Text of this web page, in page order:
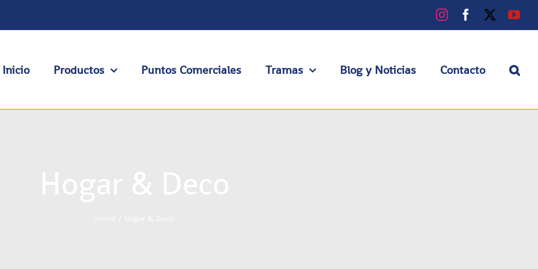
InstagramFacebook
Inicio Productos Puntos Comerciales Tramas Blog y Noticias Contacto